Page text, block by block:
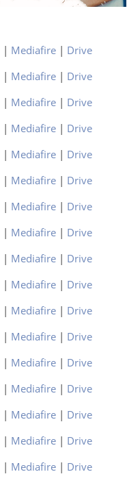
| Mediafire | Drive
| Mediafire | Drive
| Mediafire | Drive
| Mediafire | Drive
| Mediafire | Drive
| Mediafire | Drive
| Mediafire | Drive
| Mediafire | Drive
| Mediafire | Drive
| Mediafire | Drive
| Mediafire | Drive
| Mediafire | Drive
| Mediafire | Drive
| Mediafire | Drive
| Mediafire | Drive
| Mediafire | Drive
| Mediafire | Drive